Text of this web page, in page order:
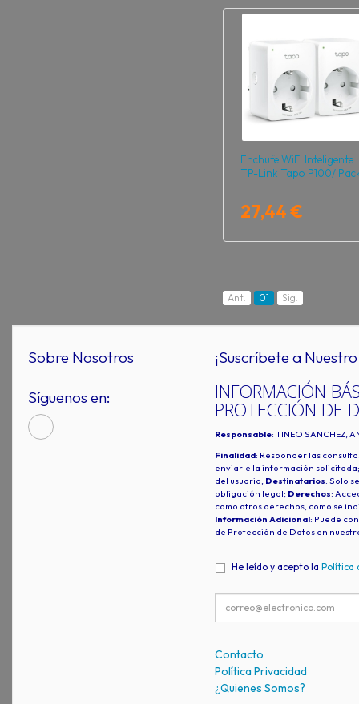
Enchufe WiFi Inteligente
TP-Link Tapo P100/
27,44 €
Ant. 01 Sig.
Sobre Nosotros
Síguenos en:
¡Suscríbete a
INFORMACIÓN
PROTECCIÓN DE
Responsable: TINEO SANCHEZ,
Finalidad: Responder las
enviarle la información
del usuario; Destinatarios: Solo
obligación legal; Derechos:
como otros derechos, como se
Información Adicional: Puede
de Protección de Datos en
He leído y acepto la Política
Contacto
Política Privacidad
¿Quienes Somos?